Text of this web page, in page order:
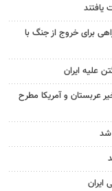
برای خروج از جنگ با
علیه ایران
عربستان و آمریکا مطرح
ایران